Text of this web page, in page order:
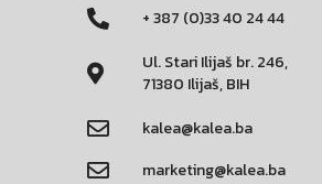
+ 387 (0)33 40 24 44
Ul. Stari Ilijaš br. 246,
71380 Ilijaš, BIH
kalea@kalea.ba
marketing@kalea.ba